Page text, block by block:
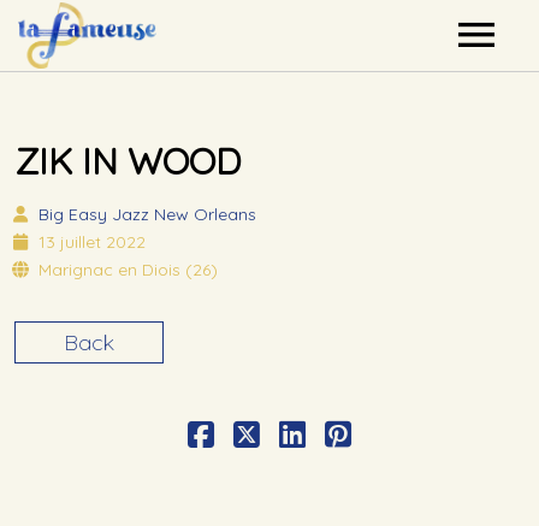
Agenda
Label
ZIK IN WOOD
Big Easy Jazz New Orleans
13 juillet 2022
Marignac en Diois (26)
Back